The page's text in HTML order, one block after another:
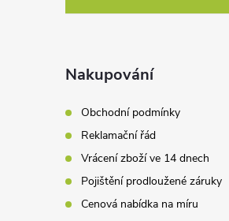
í
r
v
k
y
v
Nakupování
Obchodní podmínky
Reklamační řád
Vrácení zboží ve 14 dnech
Pojištění prodloužené záruky
Cenová nabídka na míru